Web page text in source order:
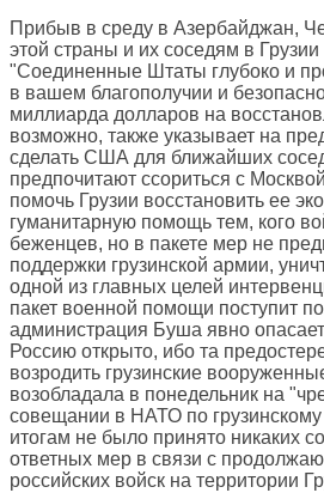
Прибыв в среду в Азербайджан,
этой страны и их соседям в
"Соединенные Штаты глубоко и
в вашем благополучии и
миллиарда долларов на
возможно, также указывает на
сделать США для ближайших
предпочитают ссориться с
помочь Грузии восстановить ее
гуманитарную помощь тем, кого
беженцев, но в пакете мер не
поддержки грузинской армии,
одной из главных целей
пакет военной помощи поступит
администрация Буша явно
Россию открыто, ибо та
возродить грузинские
возобладала в понедельник на
совещании в НАТО по грузинскому
итогам не было принято никаких
ответных мер в связи с
российских войск на территории